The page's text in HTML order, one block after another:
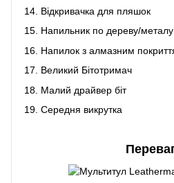
Відкривачка для пляшок
Напильник по дереву/металу
Напилок з алмазним
Великий Бітотримач
Малий драйвер біт
Середня викрутка